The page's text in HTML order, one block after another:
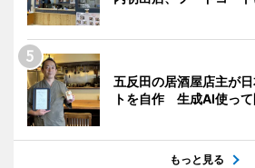
五反田の居酒屋店主が
トを自作 生成AI使っ
もっと見る